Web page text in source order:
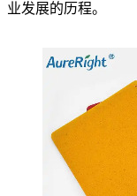
业发展的历程。